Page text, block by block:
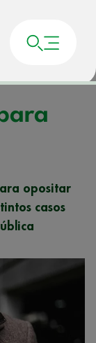
opositar
casos